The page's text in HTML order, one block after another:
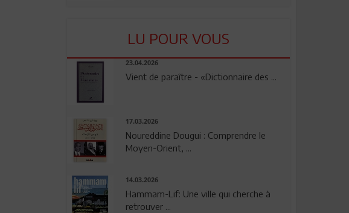
LU POUR VOUS
23.04.2026
Vient de paraître - «Dictionnaire des ...
17.03.2026
Noureddine Dougui : Comprendre le
Moyen-Orient, ...
14.03.2026
Hammam-Lif: Une ville qui cherche à
retrouver ...